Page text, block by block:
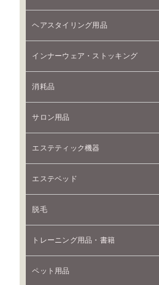
ヘアスタイリング用品
インナーウェア・ストッキング
消耗品
サロン用品
エステティック機器
エステベッド
脱毛
トレーニング用品・書籍
ペット用品